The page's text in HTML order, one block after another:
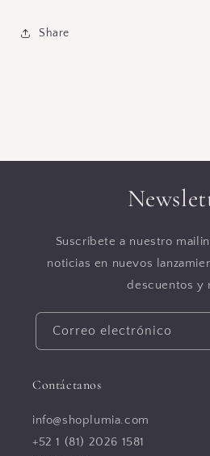
Share
Suscribete a nuestro
noticias en nuevos
descuentos y
Correo electrónico
Contáctanos
info@shoplumia.com
+52 1 (81) 2026 1581